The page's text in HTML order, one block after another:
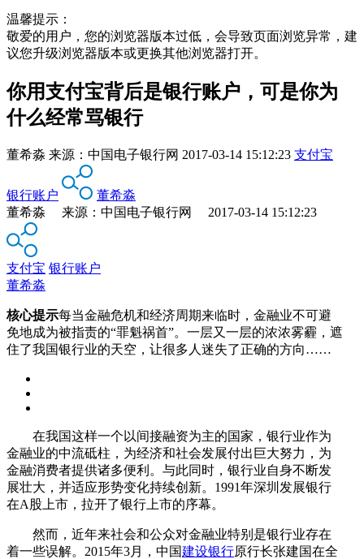
温馨提示：
敬爱的用户，您的浏览器版本过低，会导致页面浏览异常，建
议您升级浏览器版本或更换其他浏览器打开。
你用支付宝背后是银行账户，可是你为
什么经常骂银行
董希淼 来源： 中国电子银行网 2017-03-14 15:12:23 支付宝
银行账户
董希淼
董希淼 来源：中国电子银行网 2017-03-14 15:12:23
支付宝 银行账户
董希淼
核心提示每当金融危机和经济周期来临时，金融业不可避
免地成为被指责的“罪魁祸首”。一层又一层的浓浓雾霾，遮
住了我国银行业的天空，让很多人迷失了正确的方向……
在我国这样一个以间接融资为主的国家，银行业作为
金融业的中流砥柱，为经济和社会发展付出巨大努力，为
金融消费者提供诸多便利。与此同时，银行业自身不断发
展壮大，并适应形势变化持续创新。1991年深圳发展银行
在A股上市，拉开了银行上市的序幕。
然而，近年来社会和公众对金融业特别是银行业存在
着一些误解。2015年3月，中国建设银行原行长张建国在全